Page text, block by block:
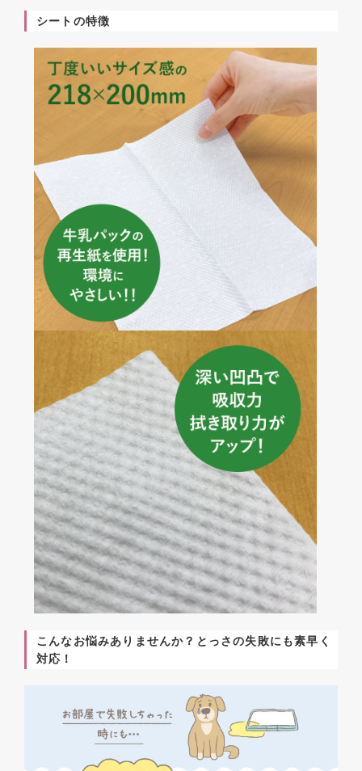
シートの特徴
こんなお悩みありませんか？とっさの失敗にも素早く
対応！